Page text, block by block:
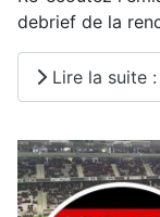
debrief de la
Lire la suite